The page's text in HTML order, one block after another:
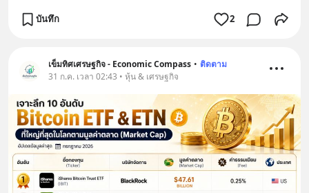
บันทึก 2
เข็มทิศเศรษฐกิจ - Economic Compass • ติดตาม
31 ก.ค. เวลา 02:43 • หุ้น & เศรษฐกิจ